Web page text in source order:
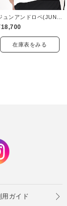
ジュンアンドロペ(JUN&ROPE)
在庫表をみる
用ガイド